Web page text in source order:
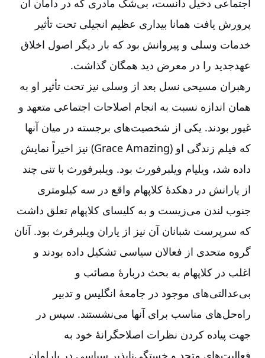
اجتماعی دخیل دانست، بی‌‌شک مادری که در دامان آن
پرورش یافت همانا بیداری عظیم انجیلی تحت تأثیر
خدمات وسلی و پیروانش بود که بار دیگر اصول اخلاق
عهدجدید را در معرض دید همگان گذاشت.
رهبران مسیحی نسل بعد از وسلی نیز تحت تأثیر او به
همان اندازه نسبت به انجام اصلاحات اجتماعی متعهد و
غیور بودند. یكی از شخصیت‌‌های برجسته در میان آنها
که فیلم زندگی او (Amazing
Grace) نیز اخیراً نمایش
داده شد، ویلیام ویلبرفورث بود. ویلبرفورث با تنی چند
از یارانش در دهکدۀ کلاپهام واقع در سه کیلومتری
جنوب لندن می‌‌زیست و به کلیسای کلاپهام تعلق داشت
که سرپرست شبانان آن نیز از یاران ویلبرفرث بود. آنان
گروه متحدی از فعالان سیاسی تشکیل داده بودند و
اغلب در کلاپهام به بحث دربارۀ مصائب و
بی‌‌عدالتی‌‌های موجود در جامعۀ انگلیس و تدبیر
راه‌‌حل‌‌های مناسب برای آنها می‌‌نشستند. سپس در
جهت پیاده کردن نظرات اصلاحگرانۀ خود به
فعالیت‌‌های متحد و خستگی‌‌ناپذیر سیاسی در پارلمان